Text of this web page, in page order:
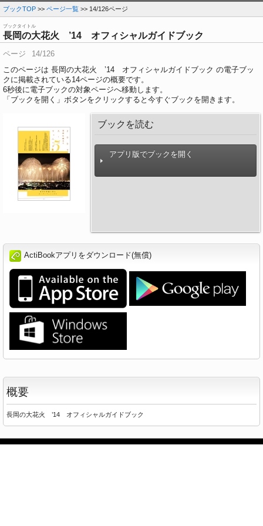
ブックTOP >> ページ一覧 >> 14/126ページ
ブックタイトル
長岡の大花火 ’14 オフィシャルガイドブック
ページ
14/126
このページは 長岡の大花火 ’14 オフィシャルガイドブック の電子ブッ
クに掲載されている14ページの概要です。
6秒後に電子ブックの対象ページへ移動します。
「ブックを開く」ボタンをクリックすると今すぐブックを開きます。
ブックを読む
アプリ版でブックを開く
ActiBookアプリをダウンロード(無償)
概要
長岡の大花火 ’14 オフィシャルガイドブック